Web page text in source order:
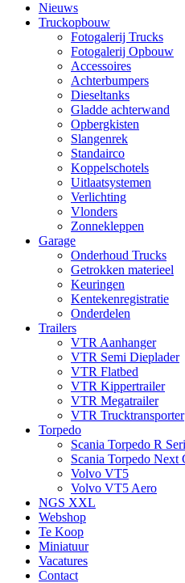
Nieuws
Truckopbouw
Fotogalerij Trucks
Fotogalerij Opbouw
Accessoires
Achterbumpers
Dieseltanks
Gladde achterwand
Opbergkisten
Slangenrek
Standairco
Koppelschotels
Uitlaatsystemen
Verlichting
Vlonders
Zonnekleppen
Garage
Onderhoud Trucks
Getrokken materieel
Keuringen
Kentekenregistratie
Onderdelen
Trailers
VTR Aanhanger
VTR Semi Dieplader
VTR Flatbed
VTR Kippertrailer
VTR Megatrailer
VTR Trucktransporter
Torpedo
Scania Torpedo R
Scania Torpedo Next
Volvo VT5
Volvo VT5 Aero
NGS XXL
Webshop
Te Koop
Miniatuur
Vacatures
Contact